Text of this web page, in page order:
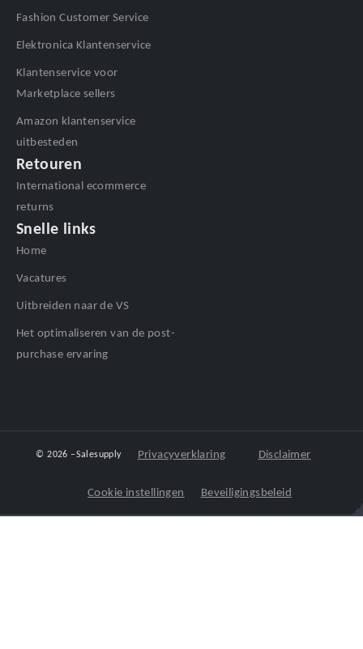
Fashion Customer Service
Elektronica Klantenservice
Klantenservice voor
Marketplace sellers
Amazon klantenservice
uitbesteden
Retouren
International ecommerce
returns
Snelle links
Home
Vacatures
Uitbreiden naar de VS
Het optimaliseren van de post-
purchase ervaring
© 2026 –Salesupply Privacyverklaring Disclaimer
Cookie instellingen Beveiligingsbeleid